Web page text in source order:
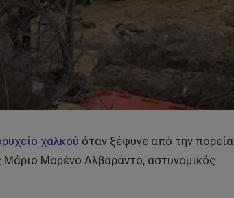
χαλκού όταν ξέφυγε από την πορεία
Μάριο Μορένο Αλβαράντο, αστυνομικός